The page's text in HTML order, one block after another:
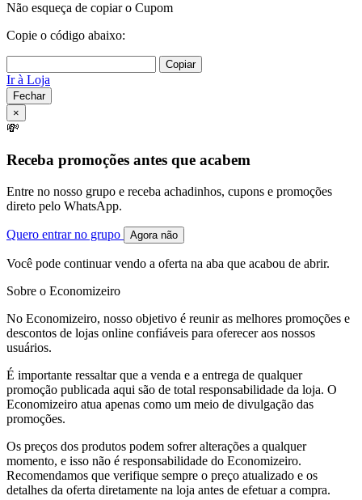
Não esqueça de copiar o Cupom
Copie o código abaixo:
Copiar
Ir à Loja
Fechar
×
💸
Receba promoções antes que acabem
Entre no nosso grupo e receba achadinhos, cupons e promoções
direto pelo WhatsApp.
Quero entrar no grupo Agora não
Você pode continuar vendo a oferta na aba que acabou de abrir.
Sobre o Economizeiro
No Economizeiro, nosso objetivo é reunir as melhores promoções e
descontos de lojas online confiáveis para oferecer aos nossos
usuários.
É importante ressaltar que a venda e a entrega de qualquer
promoção publicada aqui são de total responsabilidade da loja. O
Economizeiro atua apenas como um meio de divulgação das
promoções.
Os preços dos produtos podem sofrer alterações a qualquer
momento, e isso não é responsabilidade do Economizeiro.
Recomendamos que verifique sempre o preço atualizado e os
detalhes da oferta diretamente na loja antes de efetuar a compra.